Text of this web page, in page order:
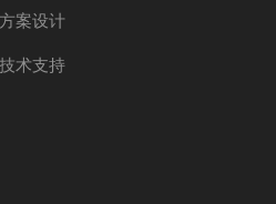
方案设计
技术支持